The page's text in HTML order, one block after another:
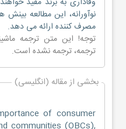
نوآورانه، این مطالعه
مصرف کننده ارائه می دهد.
توجه! این متن ترجمه
ترجمه، ترجمه نشده است.
بخشی از مقاله (انگلیسی)
of consumer
communities (OBCs),